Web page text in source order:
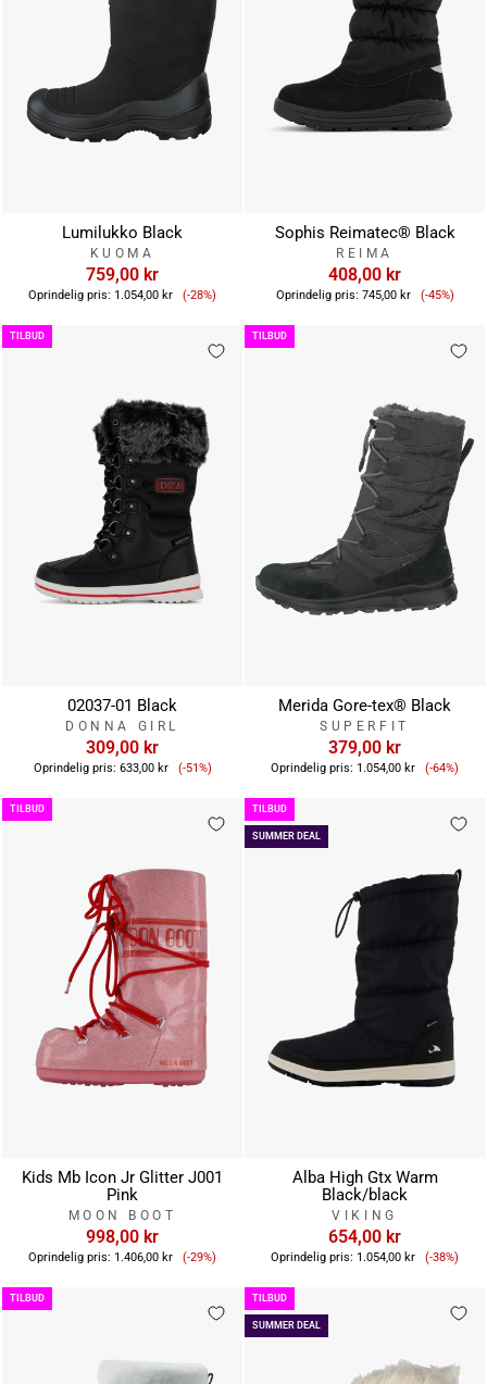
Lumilukko Black
KUOMA
759,00 kr
Oprindelig pris: 1.054,00 kr Tilbudspris
(-28%)
Sophis Reimatec® Black
REIMA
408,00 kr
Oprindelig pris: 745,00 kr (-45%)
TILBUD
02037-01 Black
DONNA GIRL
309,00 kr
Oprindelig pris: 633,00 kr Tilbudspris
(-51%)
TILBUD
Merida Gore-tex® Black
SUPERFIT
379,00 kr
Oprindelig pris: 1.054,00 kr (-64%)
TILBUD
Kids Mb Icon Jr Glitter J001
Pink
MOON BOOT
998,00 kr
Oprindelig pris: 1.406,00 kr Tilbudspris
(-29%)
SUMMER DEAL
TILBUD
Alba High Gtx Warm
Black/black
VIKING
654,00 kr
Oprindelig pris: 1.054,00 kr (-38%)
TILBUD
SUMMER DEAL
TILBUD